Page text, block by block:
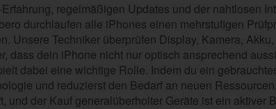
regelmäßigen Updates und der nahtlosen
durchlaufen alle iPhones einen mehrstufigen
Unsere Techniker überprüfen Display, Kamera,
dass dein iPhone nicht nur optisch ansprechend
dabei eine wichtige Rolle. Indem du ein
und reduzierst den Bedarf an neuen
und der Kauf generalüberholter Geräte ist ein aktiver